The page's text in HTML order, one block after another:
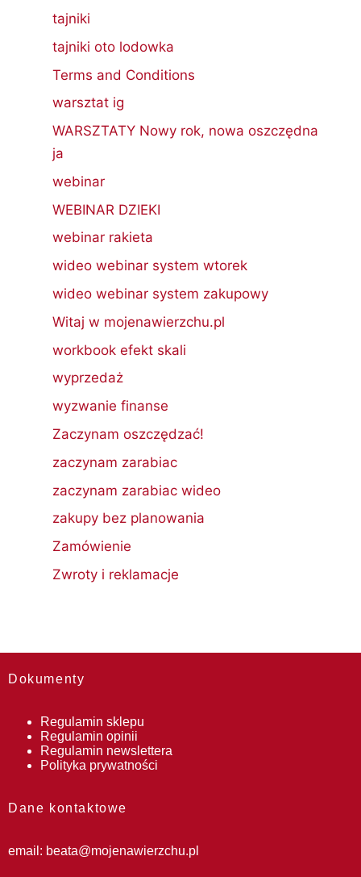
tajniki
tajniki oto lodowka
Terms and Conditions
warsztat ig
WARSZTATY Nowy rok, nowa oszczędna
ja
webinar
WEBINAR DZIEKI
webinar rakieta
wideo webinar system wtorek
wideo webinar system zakupowy
Witaj w mojenawierzchu.pl
workbook efekt skali
wyprzedaż
wyzwanie finanse
Zaczynam oszczędzać!
zaczynam zarabiac
zaczynam zarabiac wideo
zakupy bez planowania
Zamówienie
Zwroty i reklamacje
Dokumenty
Regulamin sklepu
Regulamin opinii
Regulamin newslettera
Polityka prywatności
Dane kontaktowe
email: beata@mojenawierzchu.pl